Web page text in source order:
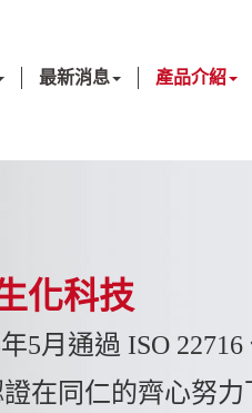
最新消息 產品介紹
化科技
5月通過 ISO
證在同仁的齊心努